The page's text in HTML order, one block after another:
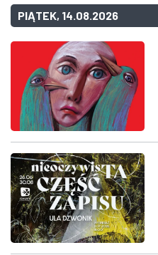
PIĄTEK, 14.08.2026